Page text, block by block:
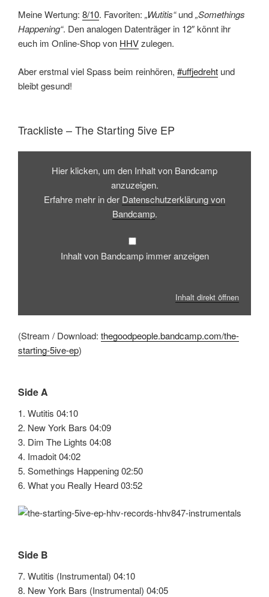
Meine Wertung: 8/10. Favoriten: „Wutitis“und„Somethings
Happening“. Den analogen Datenträger in 12″ könnt ihr
euch im Online-Shop von HHVzulegen.
Aber erstmal viel Spass beim reinhören, #uffjedreht und
bleibt gesund!
Trackliste – The Starting 5ive EP
Inhalt
BandcampHier klicken, um den Inhalt von Bandcamp
anzuzeigen.
Erfahre mehr in der Datenschutzerklärung von
Bandcamp.
Inhalt von Bandcamp immer anzeigen
Inhalt direkt öffnen
(Stream / Download: thegoodpeople.bandcamp.com/the-
starting-5ive-ep)
Side A
1. Wutitis 04:10
2. New York Bars 04:09
3. Dim The Lights 04:08
4. Imadoit 04:02
5. Somethings Happening 02:50
6. What you Really Heard 03:52
Side B
7. Wutitis (Instrumental) 04:10
8. New York Bars (Instrumental) 04:05